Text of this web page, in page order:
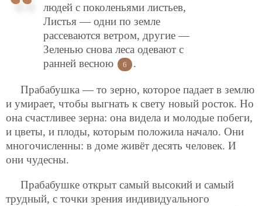
людей с поколеньями листьев,
Листья — одни по земле
рассеваются ветром, другие —
Зеленью снова леса одевают с
ранней весною
6 .
Прабабушка — то зерно, которое падает в землю
и умирает, чтобы выгнать к свету новый росток. Но
она счастливее зерна: она видела и молодые побеги,
и цветы, и плоды, которым положила начало. Они
многочисленны: в доме живёт десять человек. И
они чудесны.
Прабабушке открыт самый высокий и самый
трудный, с точки зрения индивидуального